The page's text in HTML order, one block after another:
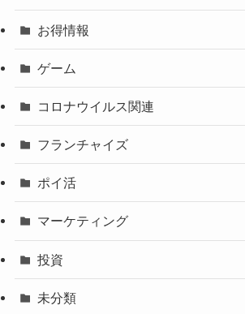
お得情報
ゲーム
コロナウイルス関連
フランチャイズ
ポイ活
マーケティング
投資
未分類